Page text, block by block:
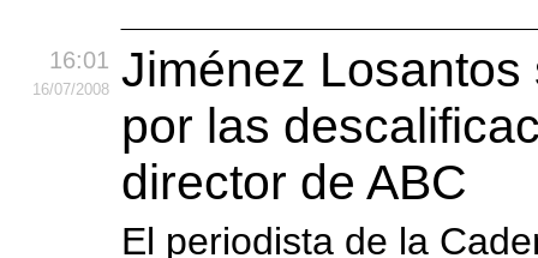
16:01
16/07/2008
Jiménez
por las
director de ABC
El periodista de la